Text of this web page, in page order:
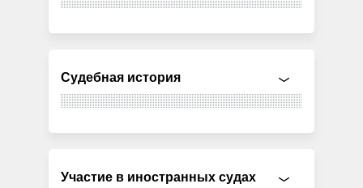
Судебная история
Участие в иностранных судах